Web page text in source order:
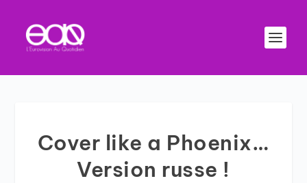
Cover like a Phoenix…
Version russe !